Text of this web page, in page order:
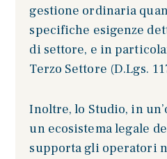
gestione ordinaria
specifiche esigenze
di settore, e in
Terzo Settore (D.Lgs.
Inoltre, lo Studio, in
un ecosistema legale
supporta gli operatori